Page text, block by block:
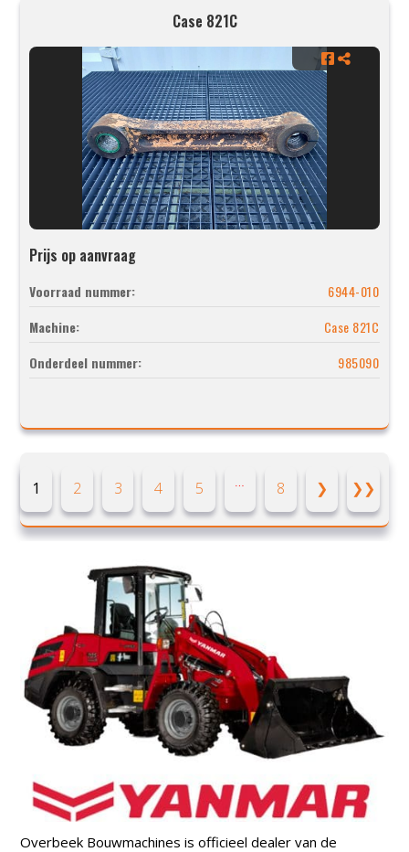
Case 821C
Prijs op aanvraag
Voorraad nummer:
6944-010
Machine:
Case 821C
Onderdeel nummer:
985090
1 2 3 4 5 8 ❯ ❯❯
Overbeek Bouwmachines is officieel dealer van de